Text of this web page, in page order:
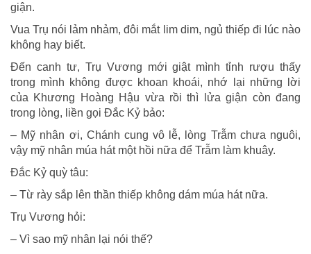
giận.
Vua Trụ nói lảm nhảm, đôi mắt lim dim, ngủ thiếp đi lúc nào
không hay biết.
Ðến canh tư, Trụ Vương mới giật mình tỉnh rượu thấy
trong mình không được khoan khoái, nhớ lại những lời
của Khương Hoàng Hậu vừa rồi thì lửa giận còn đang
trong lòng, liền gọi Ðắc Kỷ bảo:
– Mỹ nhân ơi, Chánh cung vô lễ, lòng Trẫm chưa nguôi,
vậy mỹ nhân múa hát một hồi nữa để Trẫm làm khuây.
Ðắc Kỷ quỳ tâu:
– Từ rày sắp lên thần thiếp không dám múa hát nữa.
Trụ Vương hỏi:
– Vì sao mỹ nhân lại nói thế?